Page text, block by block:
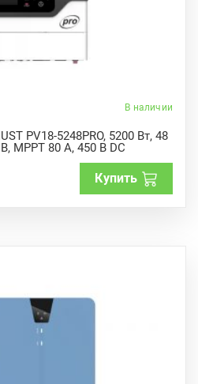
В наличии
PV18-5248PRO, 5200 Вт, 48
MPPT 80 А, 450 В DC
Купить